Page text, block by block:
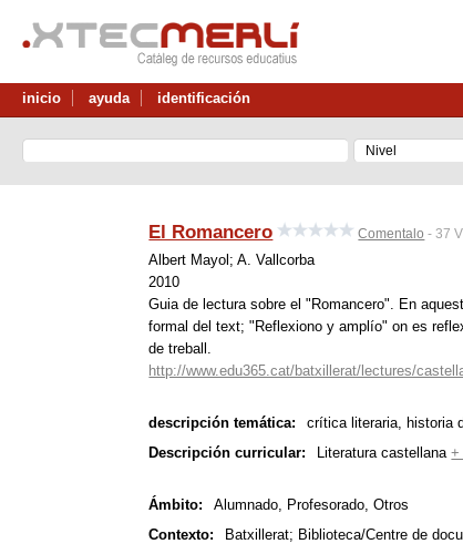
inicio ayuda identificación
El Romancero Comentalo - 37
Albert Mayol; A. Vallcorba
2010
Guia de lectura sobre el "Romancero". En
formal del text; "Reflexiono y amplío" on es
de treball.
http://www.edu365.cat/batxillerat/lectures/
descripción temática:
crítica literaria, historia
Descripción curricular:
Literatura castellana +
Ámbito:
Alumnado, Profesorado, Otros
Contexto:
Batxillerat; Biblioteca/Centre de